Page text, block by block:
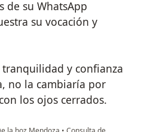
de su WhatsApp
su vocación y
y confianza
no la cambiaría por
los ojos cerrados.